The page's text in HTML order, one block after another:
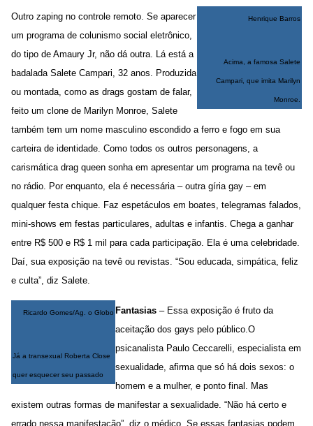
Henrique Barros
Acima, a famosa Salete
Campari, que imita Marilyn
Monroe.
Outro zaping no controle remoto. Se aparecer
um programa de colunismo social eletrônico,
do tipo de Amaury Jr, não dá outra. Lá está a
badalada Salete Campari, 32 anos. Produzida
ou montada, como as drags gostam de falar,
feito um clone de Marilyn Monroe, Salete
também tem um nome masculino escondido a ferro e fogo em sua
carteira de identidade. Como todos os outros personagens, a
carismática drag queen sonha em apresentar um programa na tevê ou
no rádio. Por enquanto, ela é necessária – outra gíria gay – em
qualquer festa chique. Faz espetáculos em boates, telegramas falados,
mini-shows em festas particulares, adultas e infantis. Chega a ganhar
entre R$ 500 e R$ 1 mil para cada participação. Ela é uma celebridade.
Daí, sua exposição na tevê ou revistas. “Sou educada, simpática, feliz
e culta”, diz Salete.
Ricardo Gomes/Ag. o Globo
Já a transexual Roberta Close
quer esquecer seu passado
Fantasias – Essa exposição é fruto da
aceitação dos gays pelo público.O
psicanalista Paulo Ceccarelli, especialista em
sexualidade, afirma que só há dois sexos: o
homem e a mulher, e ponto final. Mas
existem outras formas de manifestar a sexualidade. “Não há certo e
errado nessa manifestação”, diz o médico. Se essas fantasias podem